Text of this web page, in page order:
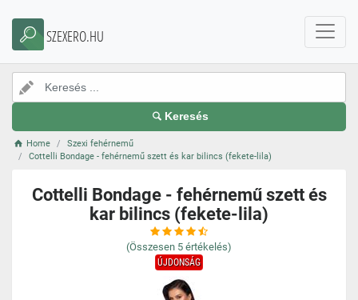
SZEXERO.HU
Keresés
Home
Szexi fehérnemű
Cottelli Bondage - fehérnemű szett és kar bilincs (fekete-lila)
Cottelli Bondage - fehérnemű szett és
kar bilincs (fekete-lila)
(Összesen 5 értékelés)
ÚJDONSÁG